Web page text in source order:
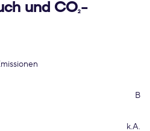
und CO2-
B
k.A.